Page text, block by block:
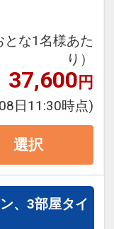
付プラン」
食付プラ
【食事条
予約にお進
年3月
とな1名様あた
り）
37,600円
日11:30時点)
選択
、3部屋タイ